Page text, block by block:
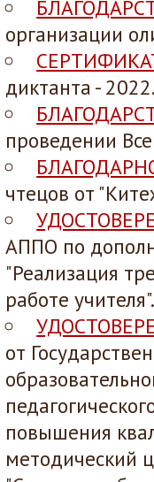
организации
диктанта -
проведении
чтецов от
АППО по
"Реализация
работе учителя".
от
повышения
методический